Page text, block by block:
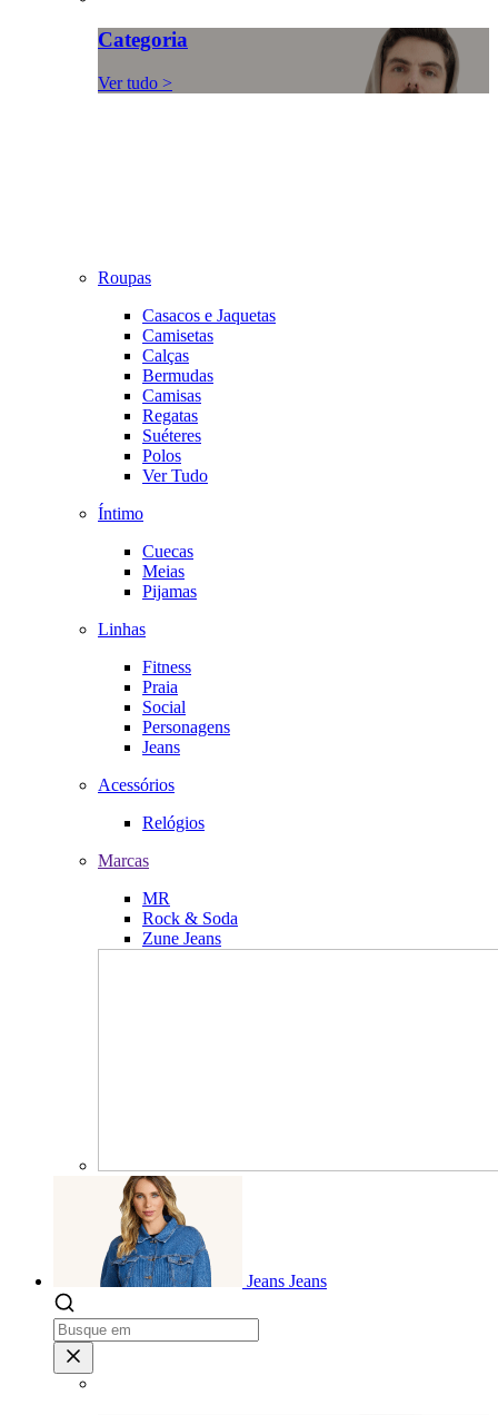
Categoria
Ver tudo >
Roupas
Casacos e Jaquetas
Camisetas
Calças
Bermudas
Camisas
Regatas
Suéteres
Polos
Ver Tudo
Íntimo
Cuecas
Meias
Pijamas
Linhas
Fitness
Praia
Social
Personagens
Jeans
Acessórios
Relógios
Marcas
MR
Rock & Soda
Zune Jeans
Jeans Jeans